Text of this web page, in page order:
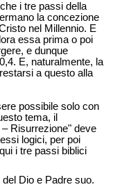
i tre passi della
la concezione
nel Millennio. E
essa prima o poi
e dunque
E, naturalmente, la
a questo alla
possibile solo con
tema, il
Risurrezione" deve
logici, per poi
i tre passi biblici
Dio e Padre suo.